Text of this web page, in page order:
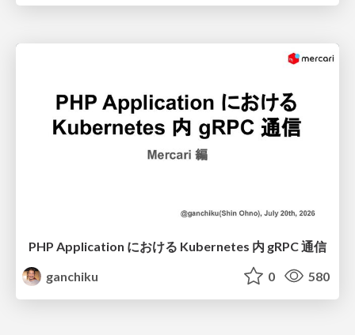
PHP Application における Kubernetes 内 gRPC 通信
ganchiku
0 580